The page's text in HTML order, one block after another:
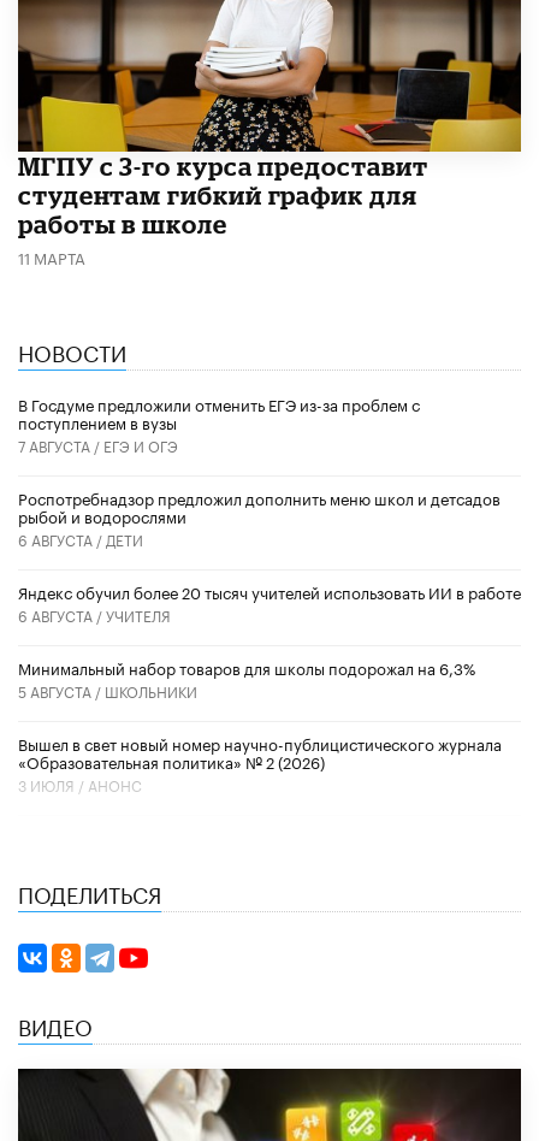
МГПУ с 3-го курса предоставит
студентам гибкий график для
работы в школе
11 МАРТА
НОВОСТИ
В Госдуме предложили отменить ЕГЭ из-за проблем с
поступлением в вузы
7 АВГУСТА / ЕГЭ И ОГЭ
Роспотребнадзор предложил дополнить меню школ и детсадов
рыбой и водорослями
6 АВГУСТА / ДЕТИ
​Яндекс обучил более 20 тысяч учителей использовать ИИ в работе
6 АВГУСТА /УЧИТЕЛЯ
Минимальный набор товаров для школы подорожал на 6,3%
5 АВГУСТА / ШКОЛЬНИКИ
Вышел в свет новый номер научно-публицистического журнала
«Образовательная политика» № 2 (2026)
3 ИЮЛЯ / АНОНС
ПОДЕЛИТЬСЯ
ВИДЕО